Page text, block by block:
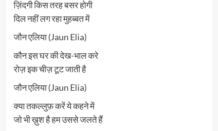
ज़िंदगी किस तरह बसर होगी
दिल नहीं लग रहा मुहब्बत में
जौन एलिया (Jaun Elia)
कौन इस घर की देख-भाल करे
रोज़ इक चीज़ टूट जाती है
जौन एलिया (Jaun Elia)
क्या तकल्लुफ़ करें ये कहने में
जो भी ख़ुश है हम उससे जलते हैं